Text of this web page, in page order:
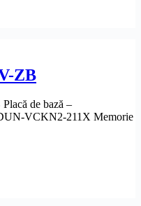
ZB
de bază –
VCKN2-211X Memorie